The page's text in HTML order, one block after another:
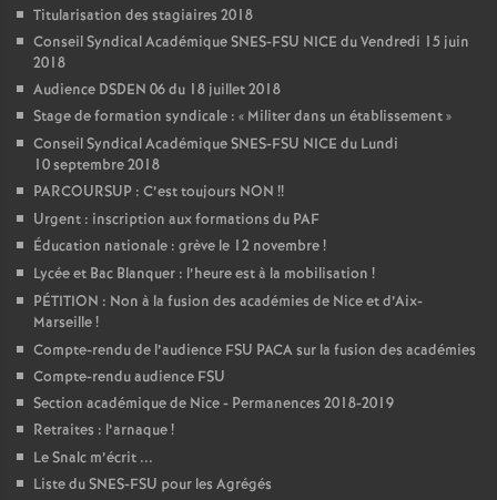
Titularisation des stagiaires 2018
Conseil Syndical Académique SNES-FSU NICE du Vendredi 15 juin
2018
Audience DSDEN 06 du 18 juillet 2018
Stage de formation syndicale : « Militer dans un établissement»
Conseil Syndical Académique SNES-FSU NICE du Lundi
10 septembre 2018
PARCOURSUP : C’est toujours NON !!
Urgent : inscription aux formations du PAF
Éducation nationale : grève le 12 novembre!
Lycée et Bac Blanquer : l’heure est à la mobilisation !
PÉTITION : Non à la fusion des académies de Nice et d’Aix-
Marseille!
Compte-rendu de l’audience FSU PACA sur la fusion des académies
Compte-rendu audience FSU
Section académique de Nice - Permanences 2018-2019
Retraites : l’arnaque!
Le Snalc m’écrit ...
Liste du SNES-FSU pour les Agrégés